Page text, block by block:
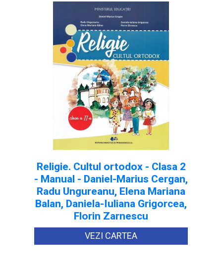
Religie. Cultul ortodox - Clasa 2
- Manual - Daniel-Marius Cergan,
Radu Ungureanu, Elena Mariana
Balan, Daniela-Iuliana Grigorcea,
Florin Zarnescu
VEZI CARTEA